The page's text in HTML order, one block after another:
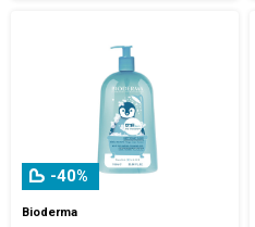
-40%
Bioderma